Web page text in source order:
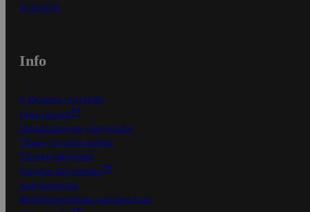
In English
Info
S-Business yrityksille
Oiva-raportit
Osuuskauppojen yhteystiedot
Tilaus- ja toimitusehdot
Tietosuojakäytäntö
Palvelun käyttöehdot
Saavutettavuus
Mobiilisovelluksen saavutettavuus